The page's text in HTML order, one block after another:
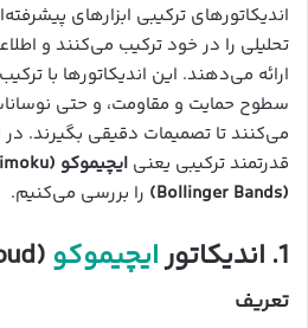
اندیکاتورهای ترکیبی ابزارهای
تحلیلی را در خود ترکیب می‌کنند و
ارائه می‌دهند. این اندیکاتورها با
سطوح حمایت و مقاومت، و حتی نوسانات
می‌کنند تا تصمیمات دقیقی بگیرند. در
قدرتمند ترکیبی یعنی ایچیموکو (Ichimoku)
(Bollinger Bands)
را بررسی می‌کنیم.
1. اندیکاتور ایچیموکو(Ichimoku Cloud)
تعریف